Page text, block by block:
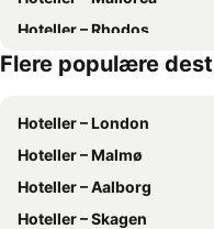
Hoteller – Rhodos
Hoteller – Tyskland
Flere populære
Hoteller – London
Hoteller – Malmø
Hoteller – Aalborg
Hoteller – Skagen